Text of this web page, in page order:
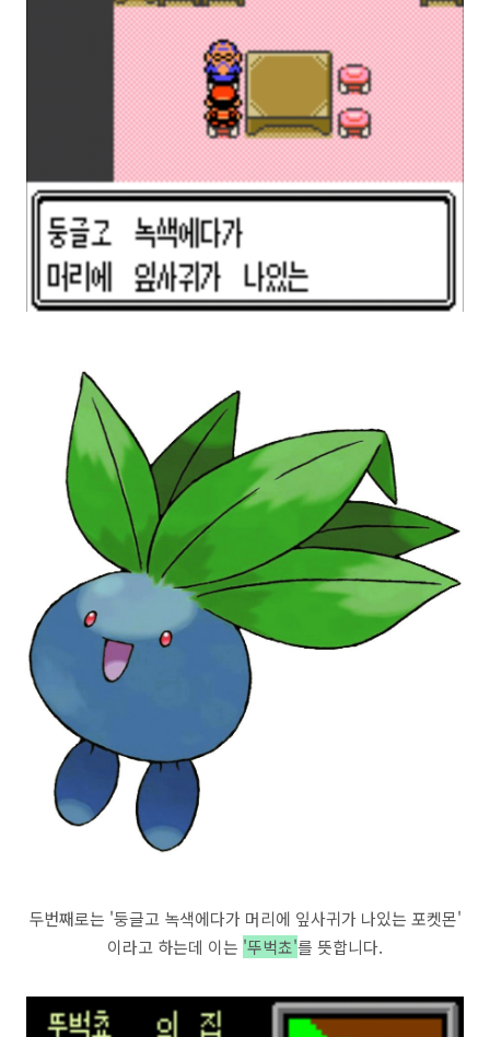
두번째로는 '둥글고 녹색에다가 머리에 잎사귀가 나있는 포켓몬'
이라고 하는데 이는 '뚜벅쵸'를 뜻합니다.